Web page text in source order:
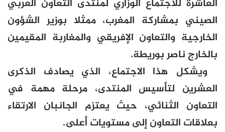
العاشرة للاجتماع الوزاري لمنتدى التعاون العربي
الصيني بمشاركة المغرب، ممثلا بوزير الشؤون
الخارجية والتعاون الإفريقي والمغاربة المقيمين
بالخارج ناصر بوريطة.
ويشكل هذا الاجتماع، الذي يصادف الذكرى
العشرين لتأسيس المنتدى، مرحلة مهمة في
التعاون الثنائي، حيث يعتزم الجانبان الارتقاء
بعلاقات التعاون إلى مستويات أعلى.